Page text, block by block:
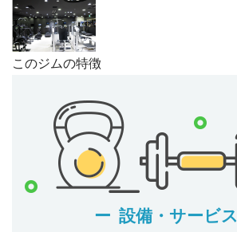
このジムの特徴
設備・サービス